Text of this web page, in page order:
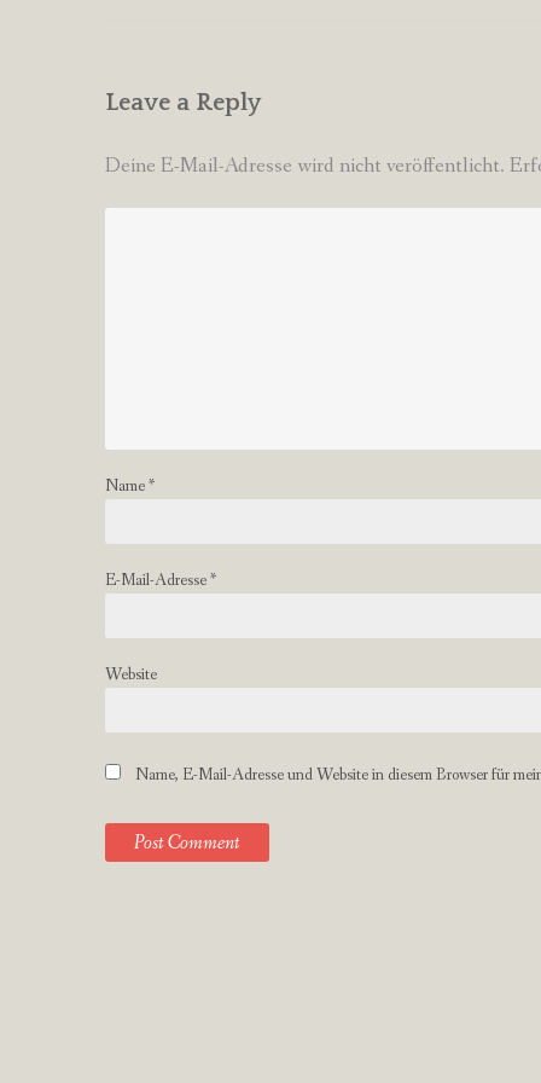
Leave a Reply
Deine E-Mail-Adresse wird nicht veröffentlicht.
Name*
E-Mail-Adresse*
Website
Name, E-Mail-Adresse und Website in diesem Browser für